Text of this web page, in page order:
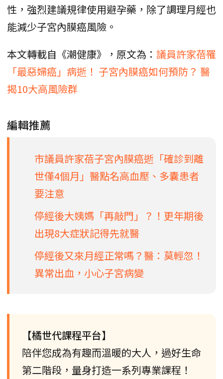
性，強烈建議規律使用避孕藥，除了調理月經也
能減少子宮內膜癌風險。
本文轉載自《潮健康》，原文為： 議員許家蓓罹
「最惡婦癌」病逝！ 子宮內膜癌如何預防？ 醫
揭10大高風險群
編輯推薦
市議員許家蓓子宮內膜癌逝「確診到離
世僅4個月」醫點名高血壓、多囊患者
要注意
停經後大姨媽「再敲門」？！更年期後
出現8大症狀記得先就醫
停經後又來月經正常嗎？醫：莫輕忽！
異常出血，小心子宮病變
【橘世代課程平台】
陪伴您成為有趣而溫暖的大人，過好生命
第二階段，量身打造一系列專業課程！